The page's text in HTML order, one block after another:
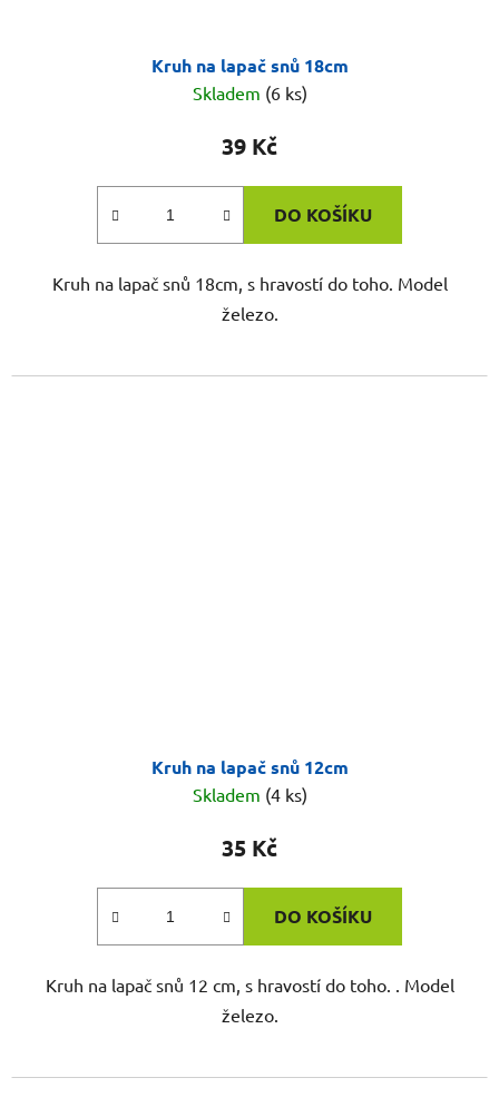
Kruh na lapač snů 18cm
Skladem (6 ks)
39 Kč
DO KOŠÍKU
Kruh na lapač snů 18cm, s hravostí do toho. Model
železo.
Kruh na lapač snů 12cm
Skladem (4 ks)
35 Kč
DO KOŠÍKU
Kruh na lapač snů 12 cm, s hravostí do toho. . Model
železo.